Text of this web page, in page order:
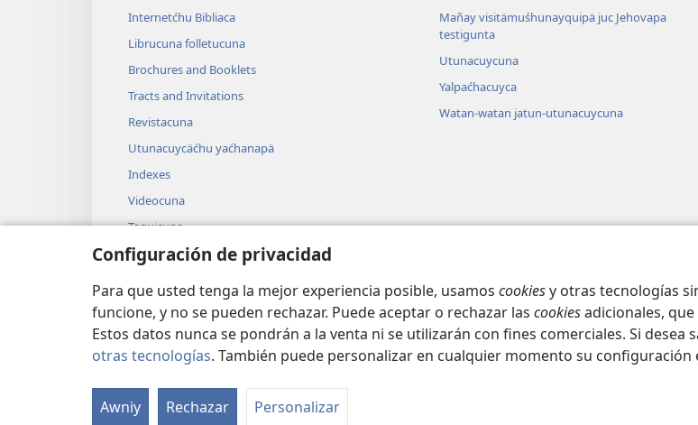
Configuración de privacidad
Para que usted tenga la mejor experiencia posible, usamos cookiesy otras tecnologías
funcione, y no se pueden rechazar. Puede aceptar o rechazar las cookiesadicionales,
Estos datos nunca se pondrán a la venta ni se utilizarán con fines comerciales. Si desea
otras tecnologías. También puede personalizar en cualquier momento su configuración
Awniy Rechazar Personalizar
Internetćhu Bibliaca
Librucuna folletucuna
Brochures and Booklets
Tracts and Invitations
Revistacuna
Utunacuycäćhu yaćhanapä
Indexes
Videocuna
Taquicuna
Bibliapi dramacuna
Mañay visitämuśhunayquipä juc Jehovapa
testigunta
Utunacuycuna
Yalpaćhacuyca
Watan-watan jatun-utunacuycuna
Copyright© 2026 Watch Tower Bible and Tract Society of Pennsylvania. CONDICIONES DE USO